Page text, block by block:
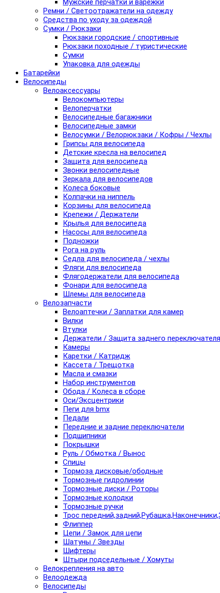
Мужские перчатки и варежки
Ремни / Светоотражатели на одежду
Средства по уходу за одеждой
Сумки / Рюкзаки
Рюкзаки городские / спортивные
Рюкзаки походные / туристические
Сумки
Упаковка для одежды
Батарейки
Велосипеды
Велоаксессуары
Велокомпьютеры
Велоперчатки
Велосипедные багажники
Велосипедные замки
Велосумки / Велорюкзаки / Кофры / Чехлы
Грипсы для велосипеда
Детские кресла на велосипед
Защита для велосипеда
Звонки велосипедные
Зеркала для велосипедов
Колеса боковые
Колпачки на ниппель
Корзины для велосипеда
Крепежи / Держатели
Крылья для велосипеда
Насосы для велосипеда
Подножки
Рога на руль
Седла для велосипеда / чехлы
Фляги для велосипеда
Флягодержатели для велосипеда
Фонари для велосипеда
Шлемы для велосипеда
Велозапчасти
Велоаптечки / Заплатки для камер
Вилки
Втулки
Держатели / Защита заднего переключателя
Камеры
Каретки / Катридж
Кассета / Трещотка
Масла и смазки
Набор инструментов
Обода / Колеса в сборе
Оси/Эксцентрики
Пеги для bmx
Педали
Передние и задние переключатели
Подшипники
Покрышки
Руль / Обмотка / Вынос
Спицы
Тормоза дисковые/ободные
Тормозные гидролинии
Тормозные диски / Роторы
Тормозные колодки
Тормозные ручки
Трос
Флиппер
Цепи / Замок для цепи
Шатуны / Звезды
Шифтеры
Штыри подседельные / Хомуты
Велокрепления на авто
Велоодежда
Велосипеды